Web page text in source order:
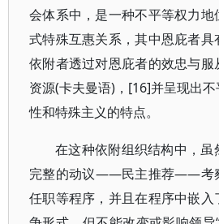
会体系中，是一种不平等权力
式特殊互惠关系，其中恩庇者具
依附者透过对恩庇者的效忠与
资源(卡夫曼语)，[16]并呈现出
性和特殊主义的特点。
在这种依附组织结构中，
完整的动议——民主推荐——
任职等程序，并且在程序中嵌